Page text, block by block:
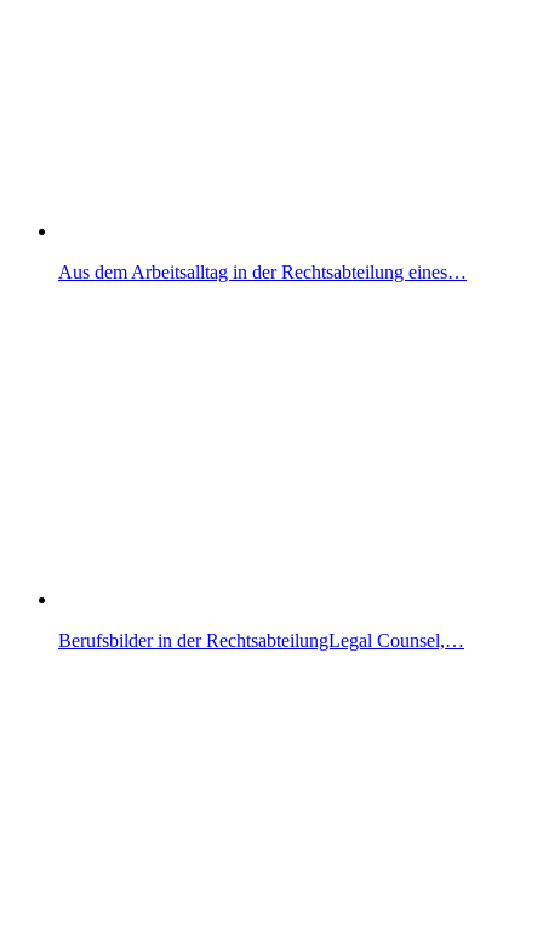
Aus dem Arbeitsalltag in der Rechtsabteilung eines…
Berufsbilder in der RechtsabteilungLegal Counsel,…